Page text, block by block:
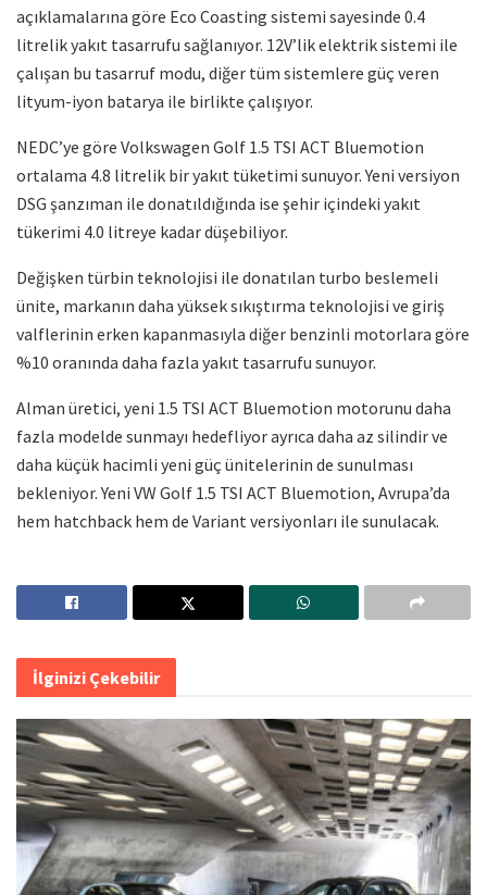
açıklamalarına göre Eco Coasting sistemi sayesinde 0.4
litrelik yakıt tasarrufu sağlanıyor. 12V’lik elektrik sistemi ile
çalışan bu tasarruf modu, diğer tüm sistemlere güç veren
lityum-iyon batarya ile birlikte çalışıyor.
NEDC’ye göre Volkswagen Golf 1.5 TSI ACT Bluemotion
ortalama 4.8 litrelik bir yakıt tüketimi sunuyor. Yeni versiyon
DSG şanzıman ile donatıldığında ise şehir içindeki yakıt
tükerimi 4.0 litreye kadar düşebiliyor.
Değişken türbin teknolojisi ile donatılan turbo beslemeli
ünite, markanın daha yüksek sıkıştırma teknolojisi ve giriş
valflerinin erken kapanmasıyla diğer benzinli motorlara göre
%10 oranında daha fazla yakıt tasarrufu sunuyor.
Alman üretici, yeni 1.5 TSI ACT Bluemotion motorunu daha
fazla modelde sunmayı hedefliyor ayrıca daha az silindir ve
daha küçük hacimli yeni güç ünitelerinin de sunulması
bekleniyor. Yeni VW Golf 1.5 TSI ACT Bluemotion, Avrupa’da
hem hatchback hem de Variant versiyonları ile sunulacak.
İlginizi Çekebilir